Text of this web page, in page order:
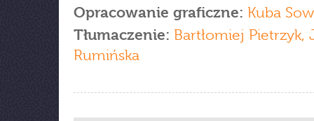
Opracowanie graficzne: Kuba
Tłumaczenie: Bartłomiej Pietrzyk,
Rumińska